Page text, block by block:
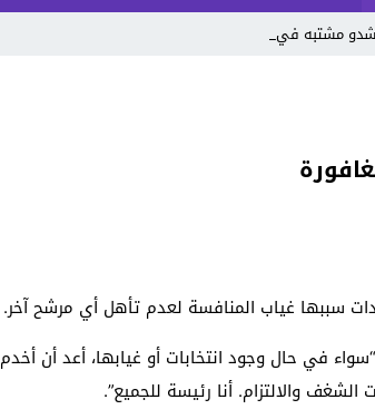
مشتبه فيه وش_
سببها غياب المنافسة لعدم تأهل أي مرشح آخر.
في حال وجود انتخابات أو غيابها، أعد أن أخدم
والالتزام. أنا رئيسة للجميع”.